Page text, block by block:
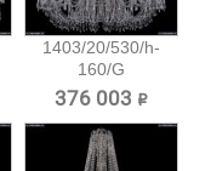
1403/20/530/h-
160/G
Хрустальная...
376 003 ₽